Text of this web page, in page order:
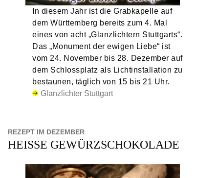
In diesem Jahr ist die Grabkapelle auf
dem Württemberg bereits zum 4. Mal
eines von acht „Glanzlichtern Stuttgarts“.
Das „Monument der ewigen Liebe“ ist
vom 24. November bis 28. Dezember auf
dem Schlossplatz als Lichtinstallation zu
bestaunen, täglich von 15 bis 21 Uhr.
Glanzlichter Stuttgart
REZEPT IM DEZEMBER
HEISSE GEWÜRZSCHOKOLADE